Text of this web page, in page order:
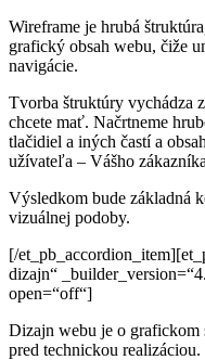
Wireframe je hrubá
grafický obsah webu, čiže
navigácie.
Tvorba štruktúry vychádza
chcete mať. Načrtneme
tlačidiel a iných častí a
užívateľa – Vášho
Výsledkom bude základná
vizuálnej podoby.
[/
dizajn“
open=“off“]
Dizajn webu je o grafickom
pred technickou realizáciou.